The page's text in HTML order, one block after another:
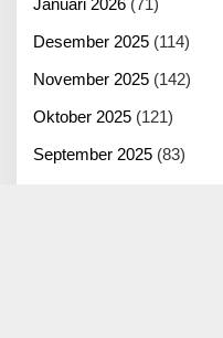
Januari 2026 (71)
Desember 2025 (114)
November 2025 (142)
Oktober 2025 (121)
September 2025 (83)